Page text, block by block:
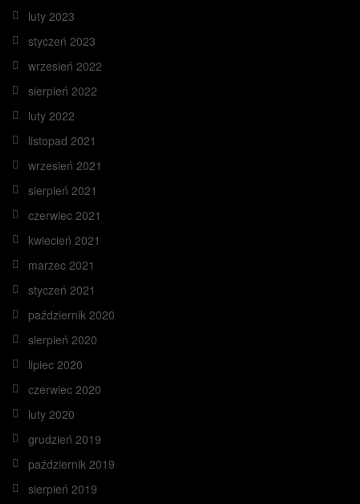
luty 2023
styczeń 2023
wrzesień 2022
sierpień 2022
luty 2022
listopad 2021
wrzesień 2021
sierpień 2021
czerwiec 2021
kwiecień 2021
marzec 2021
styczeń 2021
październik 2020
sierpień 2020
lipiec 2020
czerwiec 2020
luty 2020
grudzień 2019
październik 2019
sierpień 2019